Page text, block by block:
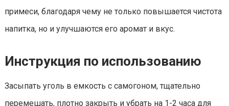
примеси, благодаря чему не только повышается чистота
напитка, но и улучшаются его аромат и вкус.
Инструкция по использованию
Засыпать уголь в емкость с самогоном, тщательно
перемешать, плотно закрыть и убрать на 1-2 часа для